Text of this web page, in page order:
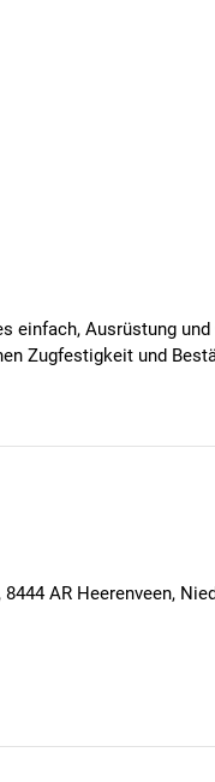
einfach, Ausrüstung
Zugfestigkeit und
von
einen stabilen Halt
AR Heerenveen,